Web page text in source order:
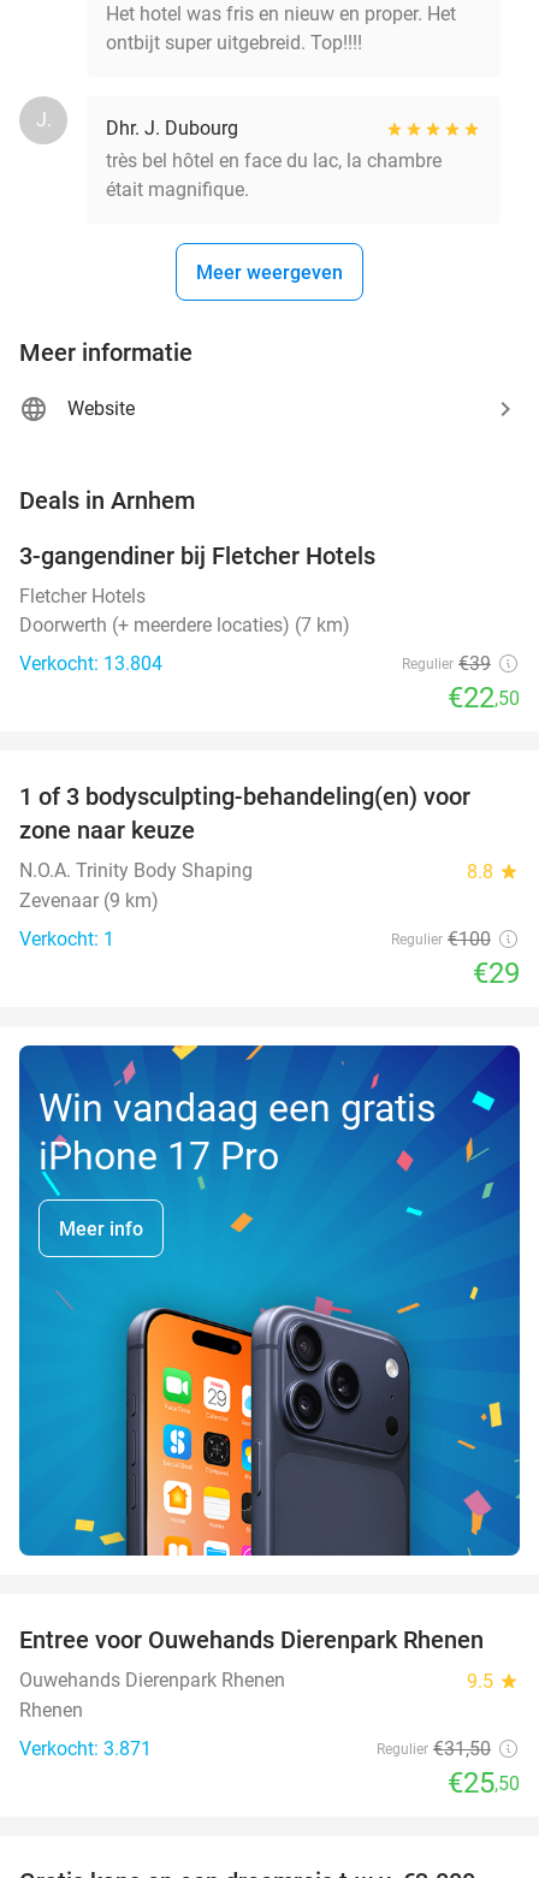
Het hotel was fris en nieuw en proper. Het
ontbijt super uitgebreid. Top!!!!
J.
Dhr. J. Dubourg
très bel hôtel en face du lac, la chambre
était magnifique.
Meer weergeven
Meer informatie
Website
Deals in Arnhem
3-gangendiner bij Fletcher Hotels
Fletcher Hotels
Doorwerth (+ meerdere locaties) (7 km)
Verkocht: 13.804
Regulier €39
€22,50
71%
TODAY
1 of 3 bodysculpting-behandeling(en) voor
zone naar keuze
N.O.A. Trinity Body Shaping 8.8 star
Zevenaar (9 km)
Verkocht: 1
Regulier €100
€29
Win vandaag een gratis
iPhone 17 Pro
Meer info
19%
Entree voor Ouwehands Dierenpark Rhenen
Ouwehands Dierenpark Rhenen 9.5 star
Rhenen
Verkocht: 3.871
Regulier €31,50
€25,50